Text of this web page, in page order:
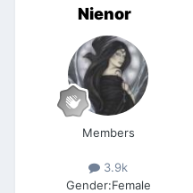
Nienor
Members
3.9k
Gender:Female